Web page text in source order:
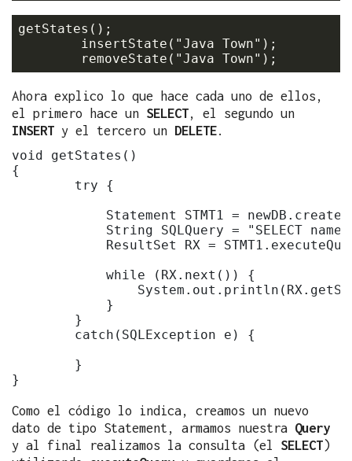
getStates();
Ahora explico lo que hace cada uno de ellos,
el primero hace un SELECT, el segundo un
INSERT y el tercero un DELETE.
void getStates()
{
        try {
Statement STMT1 =
String SQLQuery = "SELECT name
ResultSet RX =
            while (RX.next()) {
            }
        }
        catch(SQLException e) {
        }
Como el código lo indica, creamos un nuevo
dato de tipo Statement, armamos nuestra Query
y al final realizamos la consulta (el SELECT)